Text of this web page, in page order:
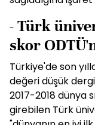
- Türk
skor
Türkiye'de son
değeri düşük
2017-2018 dünya
girebilen Türk